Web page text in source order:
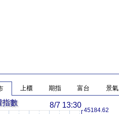
上櫃 期指 富台 景氣
8/7 13:30
指數
45184.62